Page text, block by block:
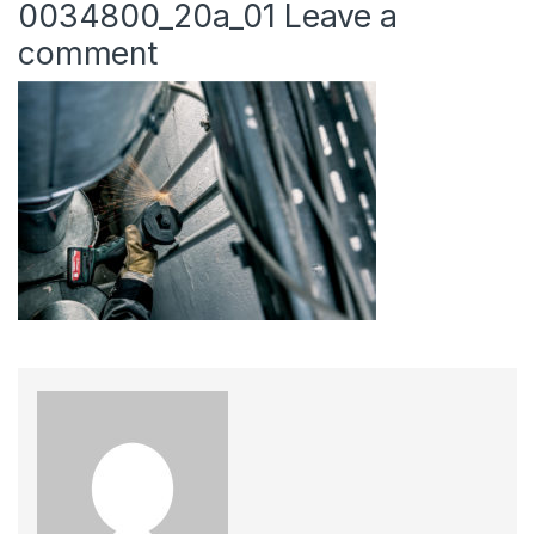
0034800_20a_01 Leave a
comment